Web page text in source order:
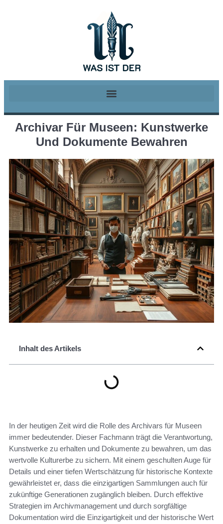
Archivar Für Museen: Kunstwerke
Und Dokumente Bewahren
Inhalt des Artikels
In der heutigen Zeit wird die Rolle des Archivars für Museen
immer bedeutender. Dieser Fachmann trägt die Verantwortung,
Kunstwerke zu erhalten und Dokumente zu bewahren, um das
wertvolle Kulturerbe zu sichern. Mit einem geschulten Auge für
Details und einer tiefen Wertschätzung für historische Kontexte
gewährleistet er, dass die einzigartigen Sammlungen auch für
zukünftige Generationen zugänglich bleiben. Durch effektive
Strategien im Archivmanagement und durch sorgfältige
Dokumentation wird die Einzigartigkeit und der historische Wert